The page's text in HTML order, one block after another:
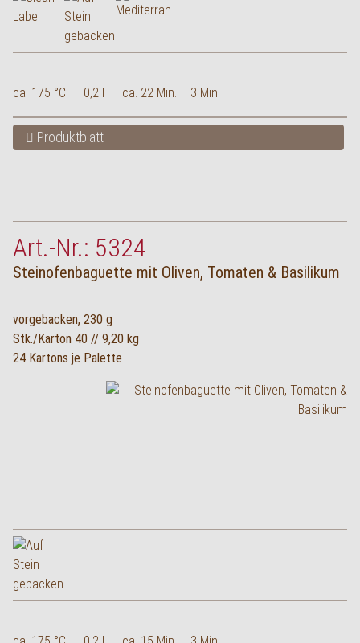
ca. 175 °C 0,2 l ca. 22 Min. 3 Min.
Produktblatt
Art.-Nr.: 5324
Steinofenbaguette mit Oliven, Tomaten & Basilikum
vorgebacken, 230 g
Stk./Karton 40 // 9,20 kg
24 Kartons je Palette